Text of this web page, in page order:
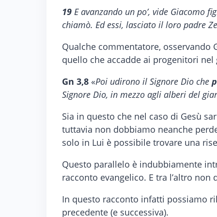
19 E avanzando un po’, vide Giacomo
chiamò. Ed essi, lasciato il loro padre
Qualche commentatore,
quello che accadde ai progenitori
Gn 3,8 «Poi udirono il Signore Dio che
Signore Dio, in mezzo agli alberi del
Sia in questo che nel caso di Gesù
tuttavia non dobbiamo neanche
solo in Lui è possibile trovare una
Questo parallelo è indubbiamente
racconto evangelico. E tra l’altro
In questo racconto infatti possiamo
precedente (e successiva).